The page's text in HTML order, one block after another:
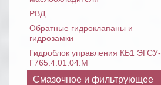
РВД
Обратные гидроклапаны и
гидрозамки
Гидроблок управления КБ1 ЭГСУ-
Г765.4.01.04.М
Смазочное и фильтрующее